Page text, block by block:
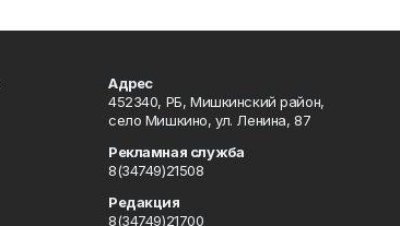
Адрес
452340, РБ, Мишкинский район,
село Мишкино, ул. Ленина, 87
Рекламная служба
8(34749)21508
Редакция
8(34749)21700